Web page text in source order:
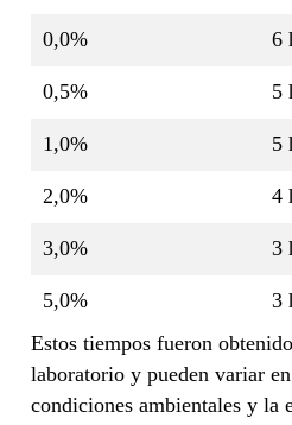
0,0% 6
0,5% 5
1,0% 5
2,0% 4
3,0% 3
5,0%
3
Estos tiempos fueron
laboratorio y pueden variar
condiciones ambientales y la